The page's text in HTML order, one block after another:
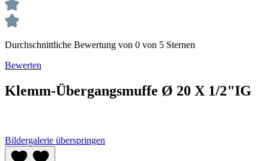
Durchschnittliche Bewertung von 0 von 5 Sternen
Bewerten
Klemm-Übergangsmuffe Ø 20 X 1/2"IG
Bildergalerie überspringen